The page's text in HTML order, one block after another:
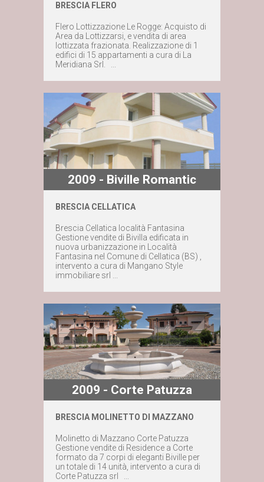
Maggiori dettagli
Contattaci subito
BRESCIA FLERO
Flero Lottizzazione Le Rogge: Acquisto di
Area da Lottizzarsi, e vendita di area
lottizzata frazionata. Realizzazione di 1
edifici di 15 appartamenti a cura di La
Meridiana Srl. ...
Contattaci subito
2009 - Biville Romantic
BRESCIA CELLATICA
Brescia Cellatica località Fantasina
Gestione vendite di Bivilla edificata in
nuova urbanizzazione in Località
Fantasina nel Comune di Cellatica (BS) ,
intervento a cura di Mangano Style
immobiliare srl ...
Maggiori dettagli
Contattaci subito
2009 - Corte Patuzza
BRESCIA MOLINETTO DI MAZZANO
Molinetto di Mazzano Corte Patuzza
Gestione vendite di Residence a Corte
formato da 7 corpi di eleganti Biville per
un totale di 14 unità, intervento a cura di
Corte Patuzza srl ...